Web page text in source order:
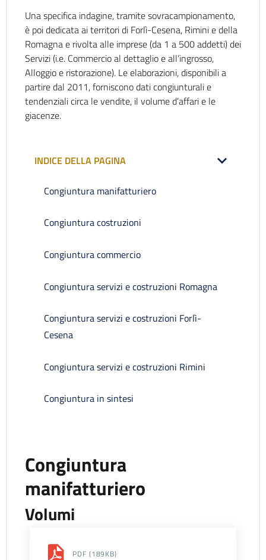
Una specifica indagine, tramite sovracampionamento,
è poi dedicata ai territori di Forlì-Cesena, Rimini e della
Romagna e rivolta alle imprese (da 1 a 500 addetti) dei
Servizi (i.e. Commercio al dettaglio e all’ingrosso,
Alloggio e ristorazione). Le elaborazioni, disponibili a
partire dal 2011, forniscono dati congiunturali e
tendenziali circa le vendite, il volume d’affari e le
giacenze.
INDICE DELLA PAGINA
Congiuntura manifatturiero
Congiuntura costruzioni
Congiuntura commercio
Congiuntura servizi e costruzioni Romagna
Congiuntura servizi e costruzioni Forlì-
Cesena
Congiuntura servizi e costruzioni Rimini
Congiuntura in sintesi
Congiuntura
manifatturiero
Volumi
PDF (189KB)